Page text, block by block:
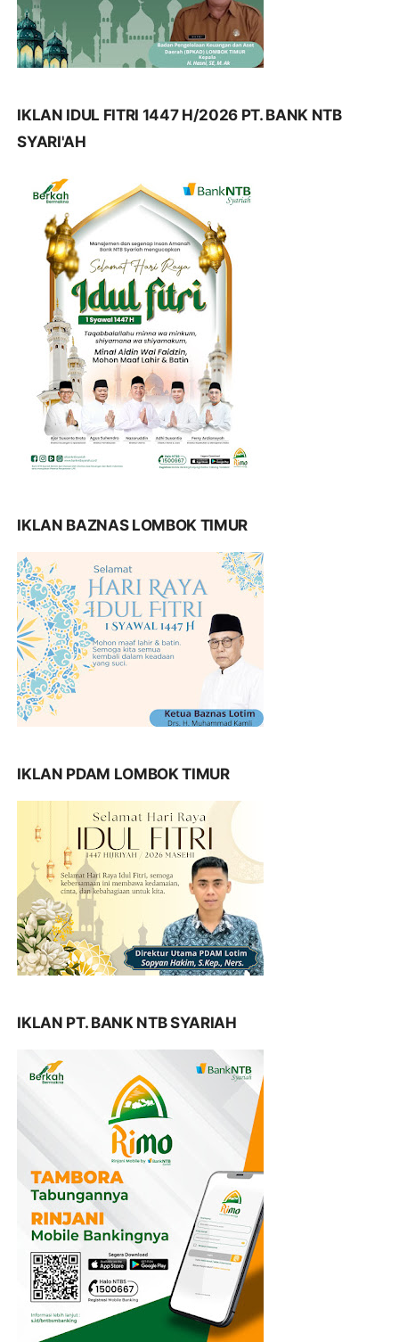
IKLAN IDUL FITRI 1447 H/2026 PT. BANK NTB
SYARI'AH
IKLAN BAZNAS LOMBOK TIMUR
IKLAN PDAM LOMBOK TIMUR
IKLAN PT. BANK NTB SYARIAH